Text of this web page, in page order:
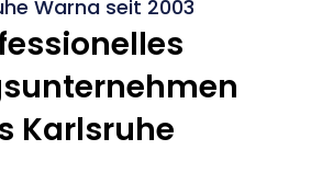
Warna seit 2003
Karlsruhe